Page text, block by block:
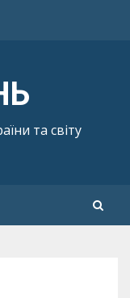
та світу